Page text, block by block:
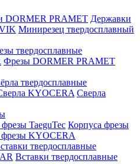
DORMER PRAMET Державки
Минирезец твердосплавный
твердосплавные
Фрезы DORMER PRAMET
твердосплавные
KYOCERA Сверла
TaeguTec Корпуса фрезы
фрезы KYOCERA
твердосплавные
Вставки твердосплавные